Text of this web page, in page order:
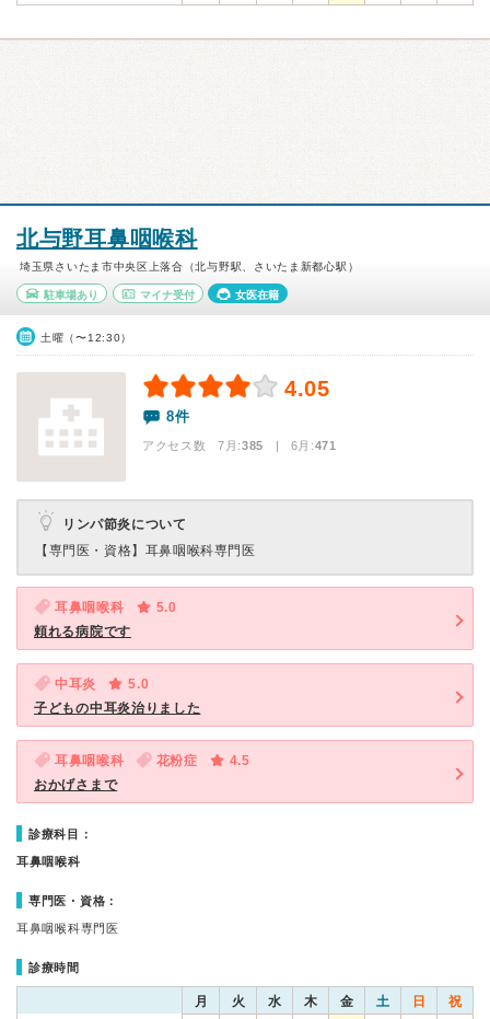
北与野耳鼻咽喉科
埼玉県さいたま市中央区上落合（北与野駅、さいたま新都心駅）
駐車場あり マイナ受付 女医在籍
土曜（〜12:30）
4.05
8件
アクセス数 7月:385 | 6月:471
リンパ節炎について
【専門医・資格】 耳鼻咽喉科専門医
耳鼻咽喉科
5.0
頼れる病院です
中耳炎
5.0
子どもの中耳炎治りました
耳鼻咽喉科 花粉症
4.5
おかげさまで
診療科目：
耳鼻咽喉科
専門医・資格：
耳鼻咽喉科専門医
診療時間
月 火 水 木 金 土 日 祝